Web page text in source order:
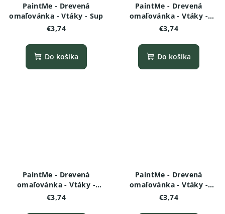
PaintMe - Drevená
omaľovánka - Vtáky - Sup
€3,74
Do košíka
PaintMe - Drevená
omaľovánka - Vtáky -
Pelikán
€3,74
Do košíka
PaintMe - Drevená
omaľovánka - Vtáky -
Papagáj
€3,74
PaintMe - Drevená
omaľovánka - Vtáky -
Pštros
€3,74